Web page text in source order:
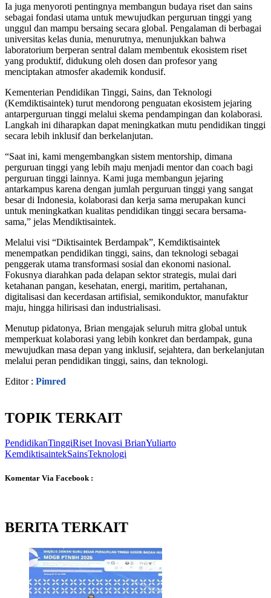
Ia juga menyoroti pentingnya membangun budaya riset dan sains
sebagai fondasi utama untuk mewujudkan perguruan tinggi yang
unggul dan mampu bersaing secara global. Pengalaman di berbagai
universitas kelas dunia, menurutnya, menunjukkan bahwa
laboratorium berperan sentral dalam membentuk ekosistem riset
yang produktif, didukung oleh dosen dan profesor yang
menciptakan atmosfer akademik kondusif.
Kementerian Pendidikan Tinggi, Sains, dan Teknologi
(Kemdiktisaintek) turut mendorong penguatan ekosistem jejaring
antarperguruan tinggi melalui skema pendampingan dan kolaborasi.
Langkah ini diharapkan dapat meningkatkan mutu pendidikan tinggi
secara lebih inklusif dan berkelanjutan.
“Saat ini, kami mengembangkan sistem mentorship, dimana
perguruan tinggi yang lebih maju menjadi mentor dan coach bagi
perguruan tinggi lainnya. Kami juga membangun jejaring
antarkampus karena dengan jumlah perguruan tinggi yang sangat
besar di Indonesia, kolaborasi dan kerja sama merupakan kunci
untuk meningkatkan kualitas pendidikan tinggi secara bersama-
sama,” jelas Mendiktisaintek.
Melalui visi “Diktisaintek Berdampak”, Kemdiktisaintek
menempatkan pendidikan tinggi, sains, dan teknologi sebagai
penggerak utama transformasi sosial dan ekonomi nasional.
Fokusnya diarahkan pada delapan sektor strategis, mulai dari
ketahanan pangan, kesehatan, energi, maritim, pertahanan,
digitalisasi dan kecerdasan artifisial, semikonduktor, manufaktur
maju, hingga hilirisasi dan industrialisasi.
Menutup pidatonya, Brian mengajak seluruh mitra global untuk
memperkuat kolaborasi yang lebih konkret dan berdampak, guna
mewujudkan masa depan yang inklusif, sejahtera, dan berkelanjutan
melalui peran pendidikan tinggi, sains, dan teknologi.
Editor : Pimred
TOPIK TERKAIT
PendidikanTinggiRisetInovasi BrianYuliarto
KemdiktisaintekSainsTeknologi
Komentar Via Facebook :
BERITA TERKAIT